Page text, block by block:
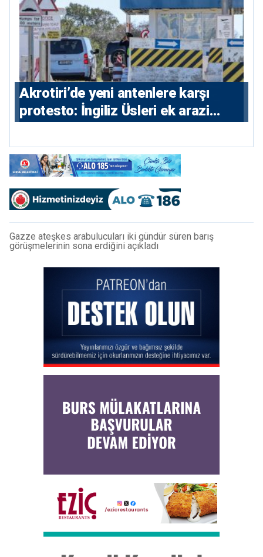
⁠Akrotiri’de yeni antenlere karşı
protesto: İngiliz Üsleri ek arazi
Gazze ateşkes arabulucuları iki gündür süren barış
görüşmelerinin sona erdiğini açıkladı